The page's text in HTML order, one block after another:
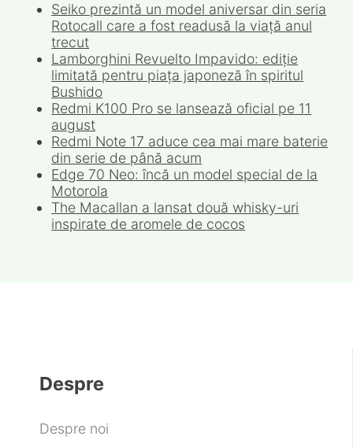
Seiko prezintă un model aniversar din seria
Rotocall care a fost readusă la viață anul
trecut
Lamborghini Revuelto Impavido: ediție
limitată pentru piața japoneză în spiritul
Bushido
Redmi K100 Pro se lansează oficial pe 11
august
Redmi Note 17 aduce cea mai mare baterie
din serie de până acum
Edge 70 Neo: încă un model special de la
Motorola
The Macallan a lansat două whisky-uri
inspirate de aromele de cocos
Despre
Despre noi